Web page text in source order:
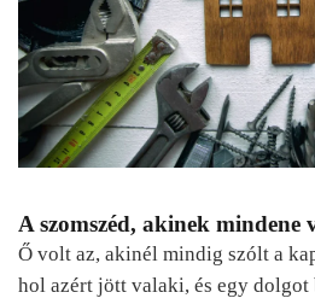
A szomszéd, akinek mindene
Ő volt az, akinél mindig szólt a
hol azért jött valaki, és egy dolgot